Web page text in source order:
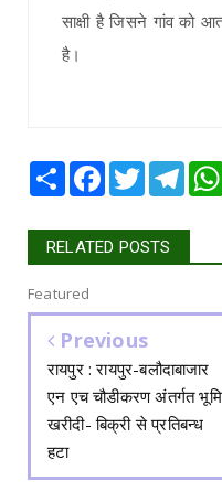
साक्षी है जिसने गांव को
है।
Share Facebook
Twitter
RELATED POSTS
Featured
Previous
रायपुर : रायपुर-बलौदाबाजार
एन एच चौडीकरण अंतर्गत भूमि
खरीदी- बिक्री से प्रतिबन्ध
हटा